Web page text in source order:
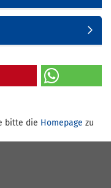
bitte die Homepage zu